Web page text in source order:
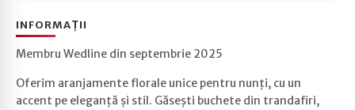
INFORMAȚII
Membru Wedline din septembrie 2025
Oferim aranjamente florale unice pentru nunți, cu un
accent pe eleganță și stil. Găsești buchete din trandafiri,